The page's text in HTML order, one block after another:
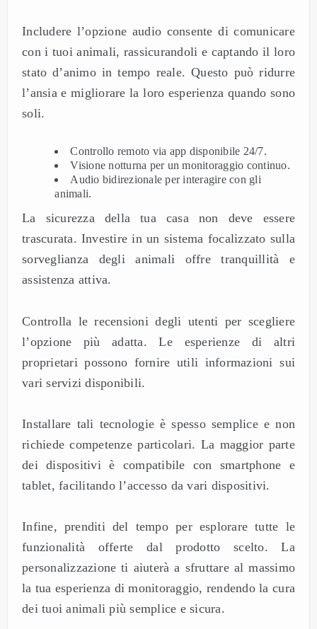
Includere l’opzione audio consente di comunicare
con i tuoi animali, rassicurandoli e captando il loro
stato d’animo in tempo reale. Questo può ridurre
l’ansia e migliorare la loro esperienza quando sono
soli.
Controllo remoto via app disponibile 24/7.
Visione notturna per un monitoraggio continuo.
Audio bidirezionale per interagire con gli
animali.
La sicurezza della tua casa non deve essere
trascurata. Investire in un sistema focalizzato sulla
sorveglianza degli animali offre tranquillità e
assistenza attiva.
Controlla le recensioni degli utenti per scegliere
l’opzione più adatta. Le esperienze di altri
proprietari possono fornire utili informazioni sui
vari servizi disponibili.
Installare tali tecnologie è spesso semplice e non
richiede competenze particolari. La maggior parte
dei dispositivi è compatibile con smartphone e
tablet, facilitando l’accesso da vari dispositivi.
Infine, prenditi del tempo per esplorare tutte le
funzionalità offerte dal prodotto scelto. La
personalizzazione ti aiuterà a sfruttare al massimo
la tua esperienza di monitoraggio, rendendo la cura
dei tuoi animali più semplice e sicura.